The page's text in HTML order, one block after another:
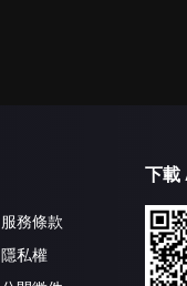
服務條款
隱私權
下載